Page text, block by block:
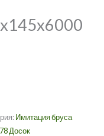
Имитация бруса
Досок